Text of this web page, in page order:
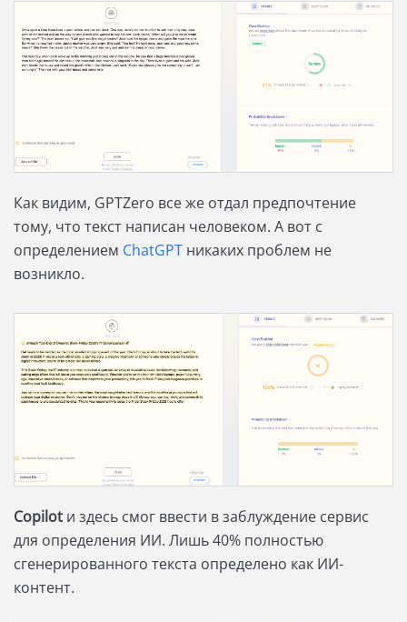
Как видим, GPTZero все же отдал предпочтение
тому, что текст написан человеком. А вот с
определением ChatGPT никаких проблем не
возникло.
Copilot и здесь смог ввести в заблуждение сервис
для определения ИИ. Лишь 40% полностью
сгенерированного текста определено как ИИ-
контент.